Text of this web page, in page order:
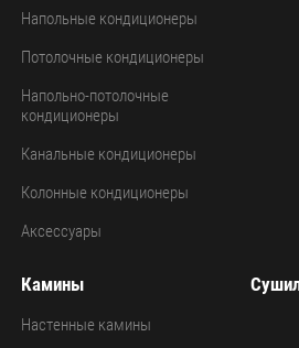
Напольные кондиционеры
Потолочные кондиционеры
Напольно-потолочные
кондиционеры
Канальные кондиционеры
Колонные кондиционеры
Аксессуары
Камины
Настенные камины